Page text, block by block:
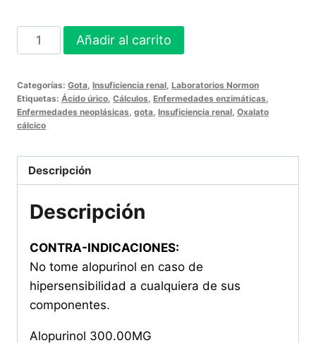
ALOPURINOL
NORMON
30
Comprimidos
cantidad
Añadir al carrito
Categorías: Gota Insuficiencia renal Laboratorios Normon
Etiquetas: Ácido úrico Cálculos Enfermedades enzimáticas
Enfermedades neoplásicas gota Insuficiencia renal Oxalato
cálcico
Descripción
Descripción
CONTRA-INDICACIONES:
No tome alopurinol en caso de
hipersensibilidad a cualquiera de sus
componentes.
Alopurinol 300.00MG